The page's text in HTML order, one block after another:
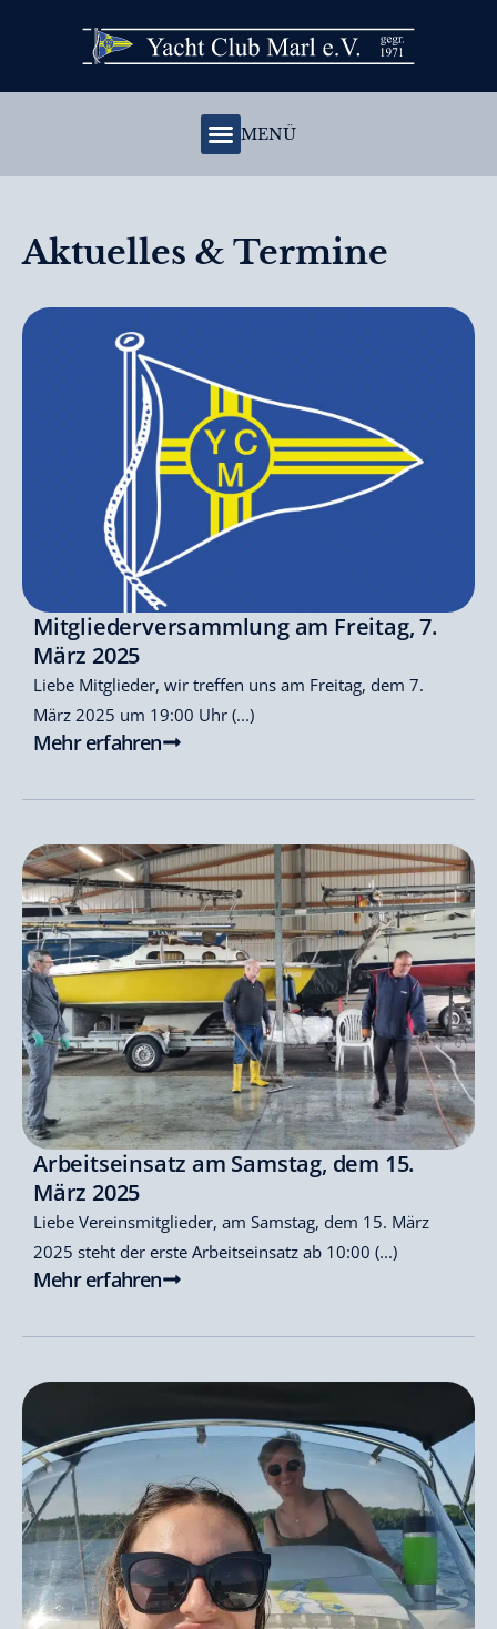
MENÜ
Aktuelles & Termine
Mitgliederversammlung am Freitag, 7.
März 2025
Liebe Mitglieder, wir treffen uns am Freitag, dem 7.
März 2025 um 19:00 Uhr (...)
Mehr erfahren
Arbeitseinsatz am Samstag, dem 15.
März 2025
Liebe Vereinsmitglieder, am Samstag, dem 15. März
2025 steht der erste Arbeitseinsatz ab 10:00 (...)
Mehr erfahren